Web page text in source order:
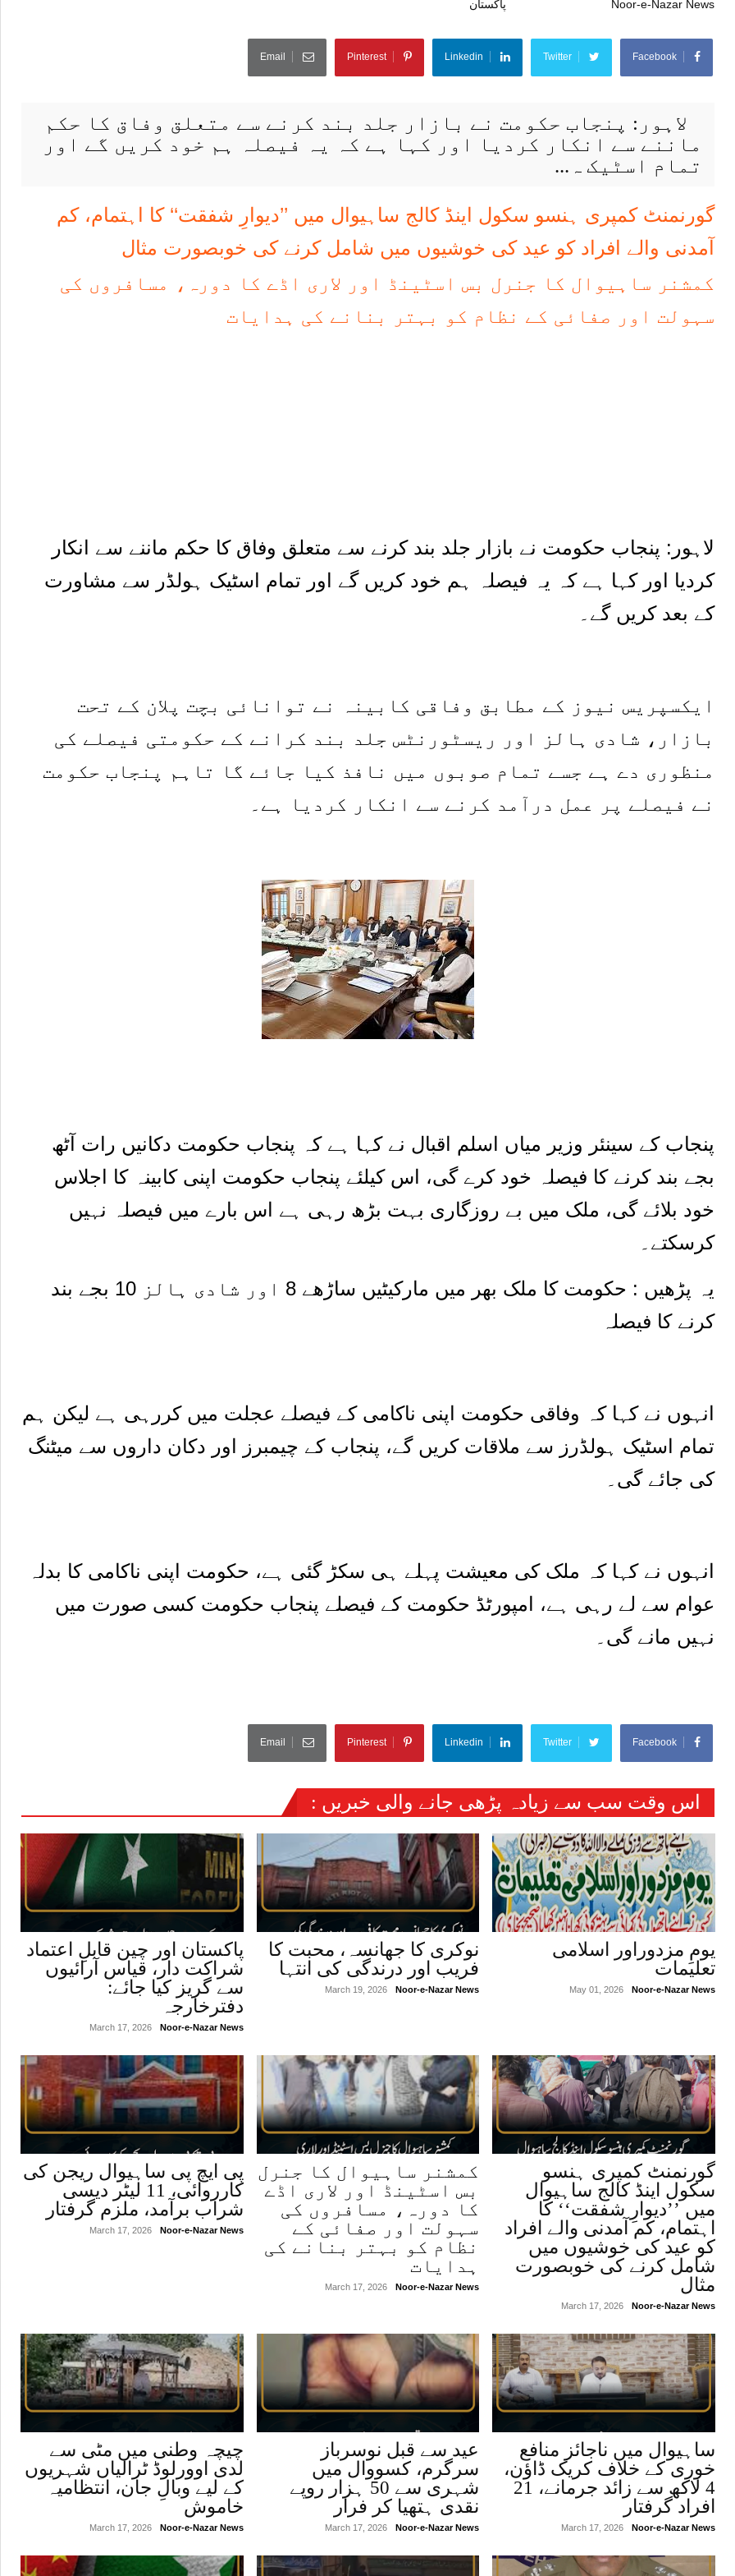
Noor-e-Nazar News پاکستان
Facebook
Twitter
Linkedin
Pinterest
Email
لاہور: پنجاب حکومت نے بازار جلد بند کرنے سے متعلق وفاق کا حکم
ماننے سے انکار کردیا اور کہا ہے کہ یہ فیصلہ ہم خود کریں گے اور
تمام اسٹیک ہ...
گورنمنٹ کمپری ہنسو سکول اینڈ کالج ساہیوال میں ’’دیوارِ شفقت‘‘ کا اہتمام، کم
آمدنی والے افراد کو عید کی خوشیوں میں شامل کرنے کی خوبصورت مثال
کمشنر ساہیوال کا جنرل بس اسٹینڈ اور لاری اڈے کا دورہ، مسافروں کی
سہولت اور صفائی کے نظام کو بہتر بنانے کی ہدایات
لاہور: پنجاب حکومت نے بازار جلد بند کرنے سے متعلق وفاق کا حکم ماننے سے انکار
کردیا اور کہا ہے کہ یہ فیصلہ ہم خود کریں گے اور تمام اسٹیک ہولڈر سے مشاورت
کے بعد کریں گے۔
ایکسپریس نیوز کے مطابق وفاقی کابینہ نے توانائی بچت پلان کے تحت
بازار، شادی ہالز اور ریسٹورنٹس جلد بند کرانے کے حکومتی فیصلے کی
منظوری دے ہے جسے تمام صوبوں میں نافذ کیا جائے گا تاہم پنجاب حکومت
نے فیصلے پر عمل درآمد کرنے سے انکار کردیا ہے۔
پنجاب کے سینئر وزیر میاں اسلم اقبال نے کہا ہے کہ پنجاب حکومت دکانیں رات آٹھ
بجے بند کرنے کا فیصلہ خود کرے گی، اس کیلئے پنجاب حکومت اپنی کابینہ کا اجلاس
خود بلائے گی، ملک میں بے روزگاری بہت بڑھ رہی ہے اس بارے میں فیصلہ نہیں
کرسکتے۔
یہ پڑھیں : حکومت کا ملک بھر میں مارکیٹیں ساڑھے 8 اور شادی ہالز 10 بجے بند
کرنے کا فیصلہ
انہوں نے کہا کہ وفاقی حکومت اپنی ناکامی کے فیصلے عجلت میں کررہی ہے لیکن ہم
تمام اسٹیک ہولڈرز سے ملاقات کریں گے، پنجاب کے چیمبرز اور دکان داروں سے میٹنگ
کی جائے گی۔
انہوں نے کہا کہ ملک کی معیشت پہلے ہی سکڑ گئی ہے، حکومت اپنی ناکامی کا بدلہ
عوام سے لے رہی ہے، امپورٹڈ حکومت کے فیصلے پنجاب حکومت کسی صورت میں
نہیں مانے گی۔
Facebook
Twitter
Linkedin
Pinterest
Email
اس وقت سب سے زیادہ پڑھی جانے والی خبریں :
یومِ مزدوراور اسلامی
تعلیمات
Noor-e-Nazar News
May 01, 2026
نوکری کا جھانسہ، محبت کا
فریب اور درندگی کی انتہا
Noor-e-Nazar News
March 19, 2026
پاکستان اور چین قابلِ اعتماد
شراکت دار، قیاس آرائیوں
سے گریز کیا جائے:
دفترخارجہ
Noor-e-Nazar News
March 17, 2026
گورنمنٹ کمپری ہنسو
سکول اینڈ کالج ساہیوال
میں ’’دیوارِ شفقت‘‘ کا
اہتمام، کم آمدنی والے افراد
کو عید کی خوشیوں میں
شامل کرنے کی خوبصورت
مثال
Noor-e-Nazar News
March 17, 2026
کمشنر ساہیوال کا جنرل
بس اسٹینڈ اور لاری اڈے
کا دورہ، مسافروں کی
سہولت اور صفائی کے
نظام کو بہتر بنانے کی
ہدایات
Noor-e-Nazar News
March 17, 2026
پی ایچ پی ساہیوال ریجن کی
کارروائی، 11 لیٹر دیسی
شراب برآمد، ملزم گرفتار
Noor-e-Nazar News
March 17, 2026
ساہیوال میں ناجائز منافع
خوری کے خلاف کریک ڈاؤن،
4 لاکھ سے زائد جرمانے، 21
افراد گرفتار
Noor-e-Nazar News
March 17, 2026
عید سے قبل نوسرباز
سرگرم، کسووال میں
شہری سے 50 ہزار روپے
نقدی ہتھیا کر فرار
Noor-e-Nazar News
March 17, 2026
چیچہ وطنی میں مٹی سے
لدی اوورلوڈ ٹرالیاں شہریوں
کے لیے وبالِ جان، انتظامیہ
خاموش
Noor-e-Nazar News
March 17, 2026